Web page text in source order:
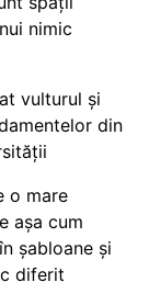
nimic
vulturul și
din
o mare
așa cum
șabloane și
diferit